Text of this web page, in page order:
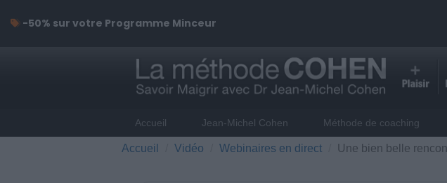
Accueil Jean-Michel Cohen Méthode de coaching
Accueil Vidéo Webinaires en direct Une bien belle
-50% sur votre Programme Minceur